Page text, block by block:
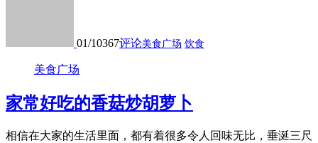
01/10367评论美食广场 饮食
美食广场
家常好吃的香菇炒胡萝卜
相信在大家的生活里面，都有着很多令人回味无比，垂涎三尺